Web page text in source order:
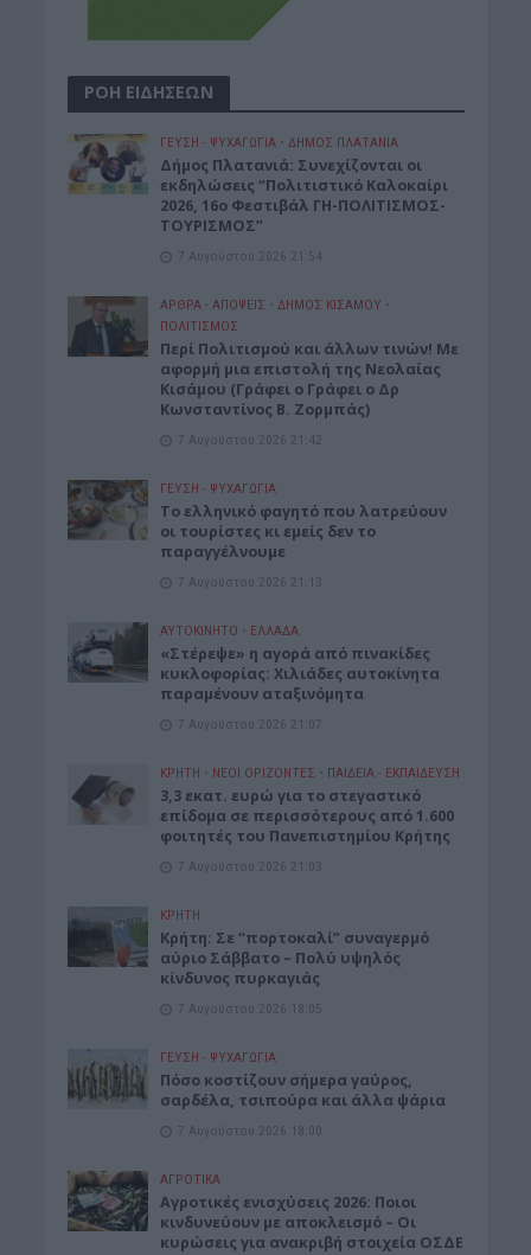
ΡΟΗ ΕΙΔΗΣΕΩΝ
ΓΕΎΣΗ - ΨΥΧΑΓΩΓΊΑ • ΔΉΜΟΣ ΠΛΑΤΑΝΙΆ
Δήμος Πλατανιά: Συνεχίζονται οι
εκδηλώσεις “Πολιτιστικό Καλοκαίρι
2026, 16ο Φεστιβάλ ΓΗ-ΠΟΛΙΤΙΣΜΟΣ-
ΤΟΥΡΙΣΜΟΣ”
7 Αυγούστου 2026 21:54
ΑΡΘΡΑ - ΑΠΟΨΕΙΣ • ΔΉΜΟΣ ΚΙΣΆΜΟΥ •
ΠΟΛΙΤΙΣΜΟΣ
Περί Πολιτισμού και άλλων τινών! Mε
αφορμή μια επιστολή της Νεολαίας
Κισάμου (Γράφει ο Γράφει ο Δρ
Κωνσταντίνος Β. Ζορμπάς)
7 Αυγούστου 2026 21:42
ΓΕΎΣΗ - ΨΥΧΑΓΩΓΊΑ
Το ελληνικό φαγητό που λατρεύουν
οι τουρίστες κι εμείς δεν το
παραγγέλνουμε
7 Αυγούστου 2026 21:13
ΑΥΤΟΚΙΝΗΤΟ • ΕΛΛΑΔΑ
«Στέρεψε» η αγορά από πινακίδες
κυκλοφορίας: Χιλιάδες αυτοκίνητα
παραμένουν αταξινόμητα
7 Αυγούστου 2026 21:07
ΚΡΗΤΗ • ΝΕΟΙ ΟΡΙΖΟΝΤΕΣ • ΠΑΙΔΕΙΑ - ΕΚΠΑΙΔΕΥΣΗ
3,3 εκατ. ευρώ για το στεγαστικό
επίδομα σε περισσότερους από 1.600
φοιτητές του Πανεπιστημίου Κρήτης
7 Αυγούστου 2026 21:03
ΚΡΗΤΗ
Κρήτη: Σε “πορτοκαλί” συναγερμό
αύριο Σάββατο – Πολύ υψηλός
κίνδυνος πυρκαγιάς
7 Αυγούστου 2026 18:05
ΓΕΎΣΗ - ΨΥΧΑΓΩΓΊΑ
Πόσο κοστίζουν σήμερα γαύρος,
σαρδέλα, τσιπούρα και άλλα ψάρια
7 Αυγούστου 2026 18:00
ΑΓΡΟΤΙΚΑ
Αγροτικές ενισχύσεις 2026: Ποιοι
κινδυνεύουν με αποκλεισμό – Οι
κυρώσεις για ανακριβή στοιχεία ΟΣΔΕ